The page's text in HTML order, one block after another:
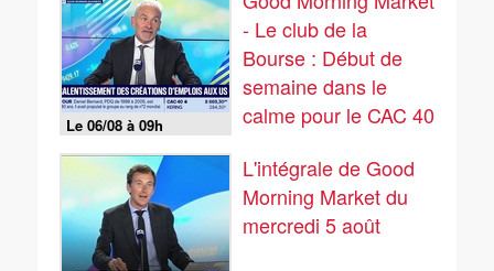
Le 06/08 à 09h
- Le club de la
Bourse : Début de
semaine dans le
calme pour le CAC 40
L'intégrale de Good
Morning Market du
mercredi 5 août